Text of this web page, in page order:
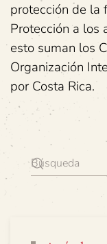
protección de la
Protección a los
esto suman los
Organización
por Costa Rica.